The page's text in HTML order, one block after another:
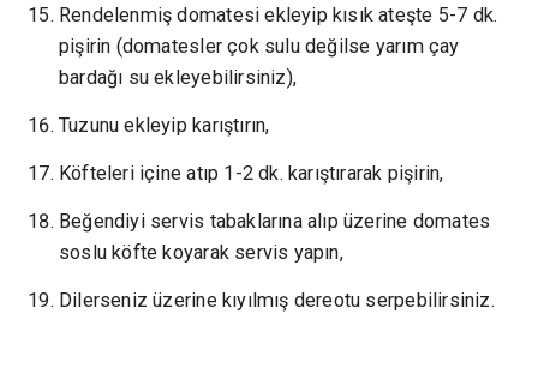
Rendelenmiş domatesi ekleyip kısık ateşte 5-7 dk.
pişirin (domatesler çok sulu değilse yarım çay
bardağı su ekleyebilirsiniz),
Tuzunu ekleyip karıştırın,
Köfteleri içine atıp 1-2 dk. karıştırarak pişirin,
Beğendiyi servis tabaklarına alıp üzerine domates
soslu köfte koyarak servis yapın,
Dilerseniz üzerine kıyılmış dereotu serpebilirsiniz.